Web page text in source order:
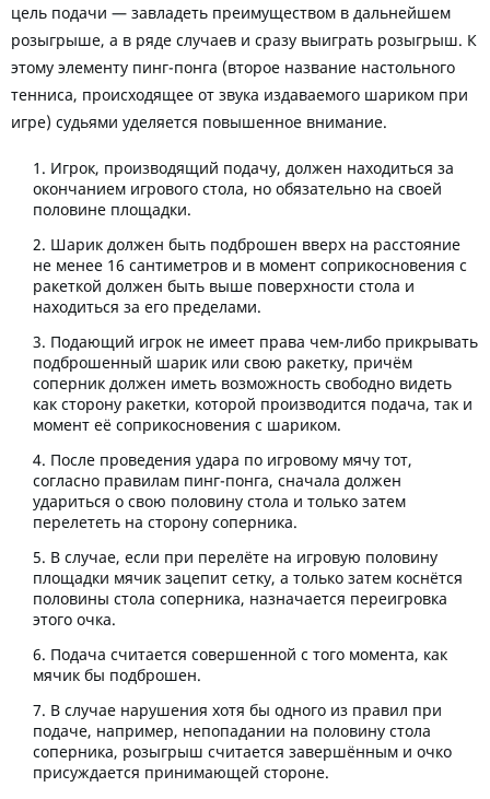
цель подачи — завладеть преимуществом в дальнейшем
розыгрыше, а в ряде случаев и сразу выиграть розыгрыш. К
этому элементу пинг-понга (второе название настольного
тенниса, происходящее от звука издаваемого шариком при
игре) судьями уделяется повышенное внимание.
Игрок, производящий подачу, должен находиться за
окончанием игрового стола, но обязательно на своей
половине площадки.
Шарик должен быть подброшен вверх на расстояние
не менее 16 сантиметров и в момент соприкосновения с
ракеткой должен быть выше поверхности стола и
находиться за его пределами.
Подающий игрок не имеет права чем-либо прикрывать
подброшенный шарик или свою ракетку, причём
соперник должен иметь возможность свободно видеть
как сторону ракетки, которой производится подача, так и
момент её соприкосновения с шариком.
После проведения удара по игровому мячу тот,
согласно правилам пинг-понга, сначала должен
удариться о свою половину стола и только затем
перелететь на сторону соперника.
В случае, если при перелёте на игровую половину
площадки мячик зацепит сетку, а только затем коснётся
половины стола соперника, назначается переигровка
этого очка.
Подача считается совершенной с того момента, как
мячик бы подброшен.
В случае нарушения хотя бы одного из правил при
подаче, например, непопадании на половину стола
соперника, розыгрыш считается завершённым и очко
присуждается принимающей стороне.